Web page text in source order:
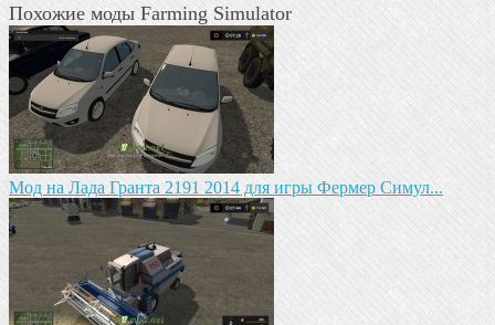
Похожие моды Farming Simulator
Мод на Лада Гранта 2191 2014 для игры Фермер Симул...